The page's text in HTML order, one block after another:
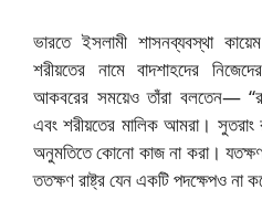
ভারতে ইসলামী শাসনব্যবস্থা
শরীয়তের নামে বাদশাহদের
আকবরের সময়েও তাঁরা বলতেন—
এবং শরীয়তের মালিক আমরা। সুতরাং
অনুমতিতে কোনো কাজ না করা।
ততক্ষণ রাষ্ট্র যেন একটি পদক্ষেপও না